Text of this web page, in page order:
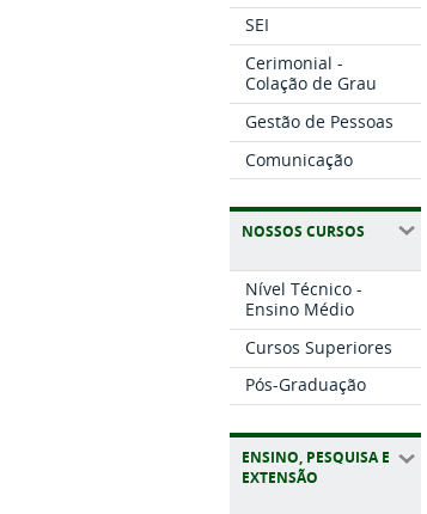
SEI
Cerimonial -
Colação de Grau
Gestão de Pessoas
Comunicação
NOSSOS CURSOS
Nível Técnico -
Ensino Médio
Cursos Superiores
Pós-Graduação
ENSINO, PESQUISA E
EXTENSÃO